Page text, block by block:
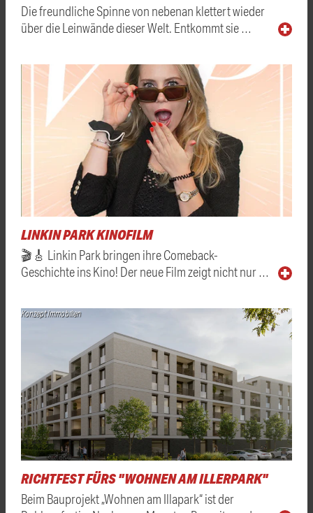
Die freundliche Spinne von nebenan klettert wieder
über die Leinwände dieser Welt. Entkommt sie …
LINKIN PARK KINOFILM
🎬🎸 Linkin Park bringen ihre Comeback-
Geschichte ins Kino! Der neue Film zeigt nicht nur …
Konzept Immobilien
RICHTFEST FÜRS "WOHNEN AM ILLERPARK"
Beim Bauprojekt „Wohnen am Illapark“ ist der